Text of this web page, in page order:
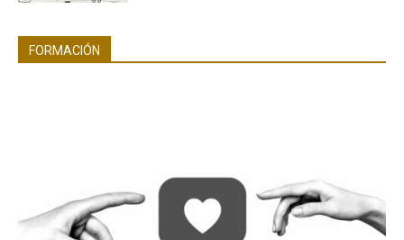
FORMACIÓN